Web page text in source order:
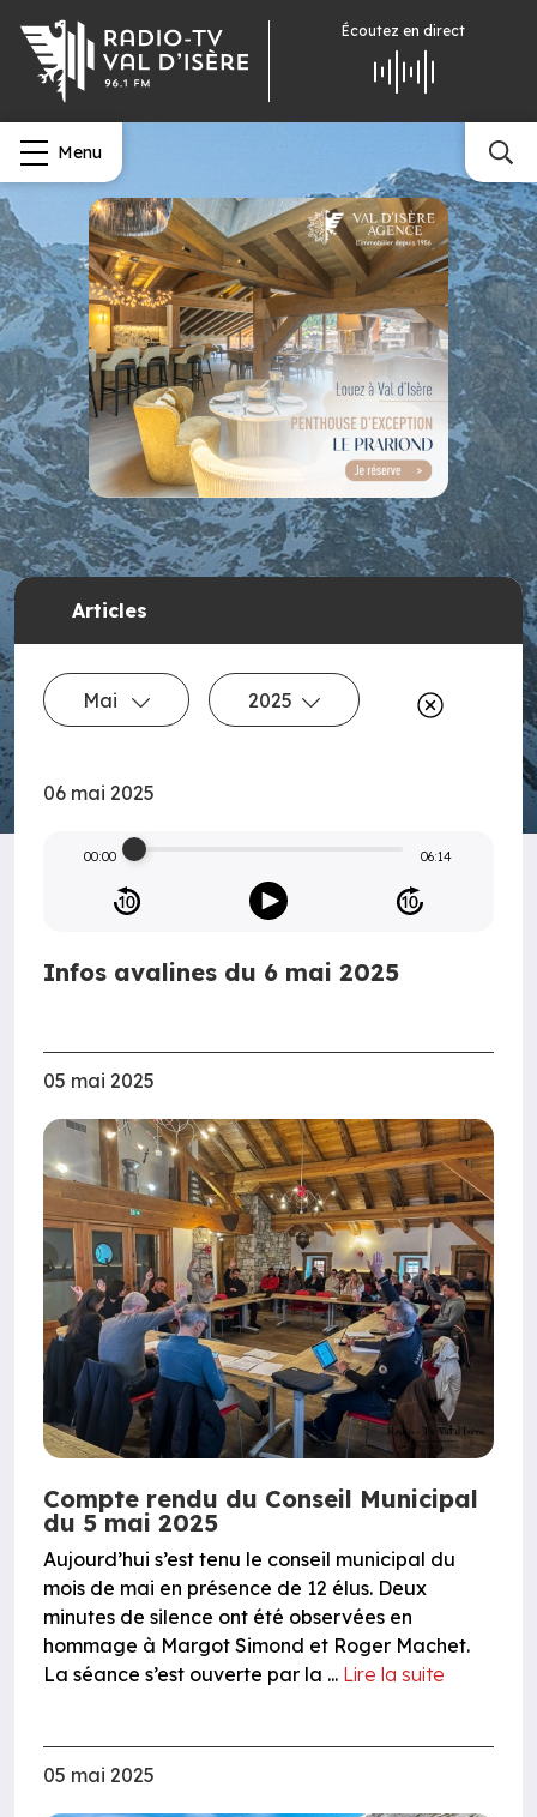
Écoutez en direct
Menu
Articles
Mai 2025
06 mai 2025
00:00 06:14
Infos avalines du 6 mai 2025
05 mai 2025
Compte rendu du Conseil Municipal
du 5 mai 2025
Aujourd’hui s’est tenu le conseil municipal du
mois de mai en présence de 12 élus. Deux
minutes de silence ont été observées en
hommage à Margot Simond et Roger Machet.
La séance s’est ouverte par la ... Lire la suite
05 mai 2025